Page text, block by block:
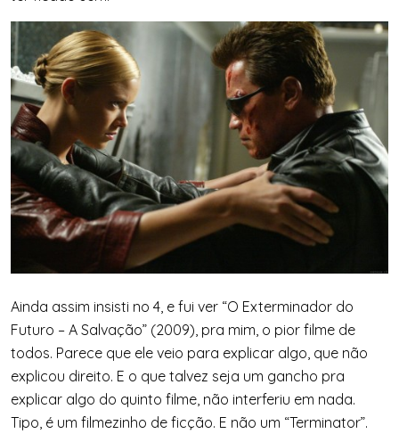
Ainda assim insisti no 4, e fui ver “O Exterminador do
Futuro – A Salvação” (2009), pra mim, o pior filme de
todos. Parece que ele veio para explicar algo, que não
explicou direito. E o que talvez seja um gancho pra
explicar algo do quinto filme, não interferiu em nada.
Tipo, é um filmezinho de ficção. E não um “Terminator”.